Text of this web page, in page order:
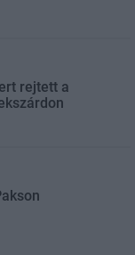
rejtett a